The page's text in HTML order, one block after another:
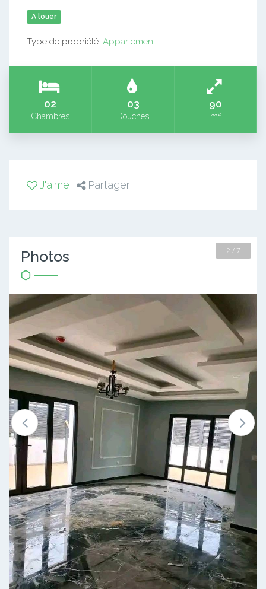
A louer
Type de propriété: Appartement
02
Chambres
03
Douches
90
m²
J'aime Partager
Photos 2 / 7